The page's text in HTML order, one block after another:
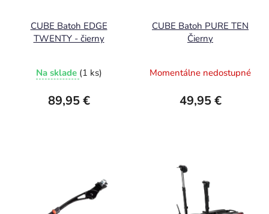
CUBE Batoh EDGE
TWENTY - čierny
Na sklade (1 ks)
89,95 €
CUBE Batoh PURE TEN
Čierny
Momentálne nedostupné
49,95 €